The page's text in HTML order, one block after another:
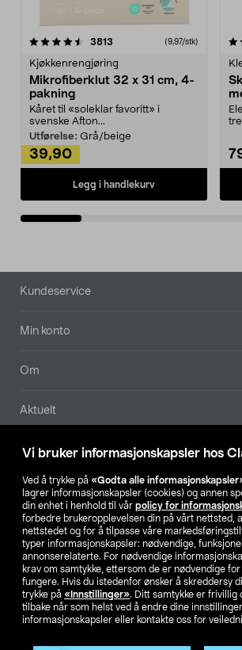
Vi bruker informasjonskapsler hos
Ved å trykke på «Godta alle
lagrer informasjonskapsler (cookies) og annen
din enhet i henhold til vår policy for
forbedre brukeropplevelsen din på vårt nettsted,
nettstedet og for å tilpasse våre
typer informasjonskapsler: nødvendige,
annonserelaterte. For nødvendige
krav om samtykke, ettersom de er nødvendige
fungere. Hvis du istedenfor ønsker å skreddersy
trykke på «Innstillinger». Ditt samtykke er frivillig
tilbake når som helst ved å endre dine
informasjonskapsler eller kontakte oss for
3813 anmeldelser(9,97/stk)
Kjøkkenrengjøring
Mikrofiberklut 32 x 31 cm, 4-
pakning
Kåret til «soleklar favoritt» i
svenske Afton...
Utførelse: Grå/beige
39,90
Legg i handlekurv
4.5av 5 stjerner
Bunntekst
Kundeservice
Min konto
Om
Aktuelt
Våre selskaper
Finn din butikk
SE NO FI